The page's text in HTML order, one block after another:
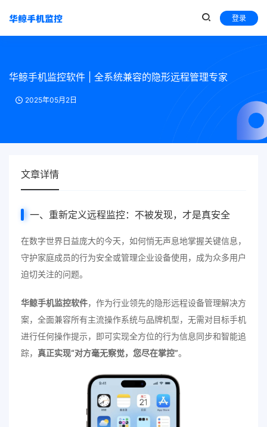
登录
华鲸手机监控软件 | 全系统兼容的隐形远程管理专家
2025年05月2日
文章详情
一、重新定义远程监控：不被发现，才是真安全
在数字世界日益庞大的今天，如何悄无声息地掌握关键信息，
守护家庭成员的行为安全或管理企业设备使用，成为众多用户
迫切关注的问题。
华鲸手机监控软件，作为行业领先的隐形远程设备管理解决方
案，全面兼容所有主流操作系统与品牌机型，无需对目标手机
进行任何操作提示，即可实现全方位的行为信息同步和智能追
踪， 真正实现“对方毫无察觉，您尽在掌控”。